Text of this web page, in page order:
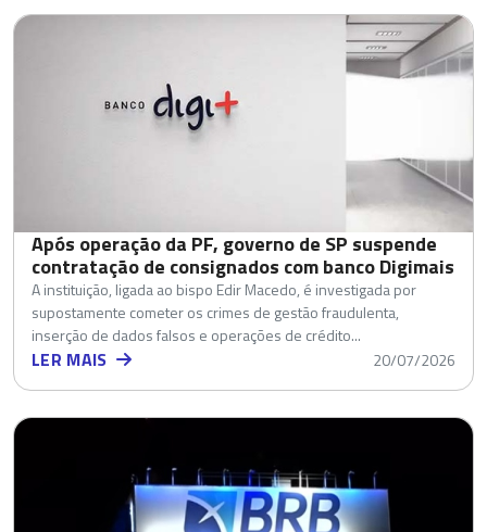
Após operação da PF, governo de SP suspende
contratação de consignados com banco Digimais
A instituição, ligada ao bispo Edir Macedo, é investigada por
supostamente cometer os crimes de gestão fraudulenta,
inserção de dados falsos e operações de crédito...
LER MAIS 20/07/2026